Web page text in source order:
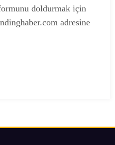
doldurmak için
adresine